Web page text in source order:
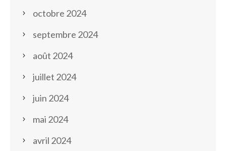
octobre 2024
septembre 2024
août 2024
juillet 2024
juin 2024
mai 2024
avril 2024